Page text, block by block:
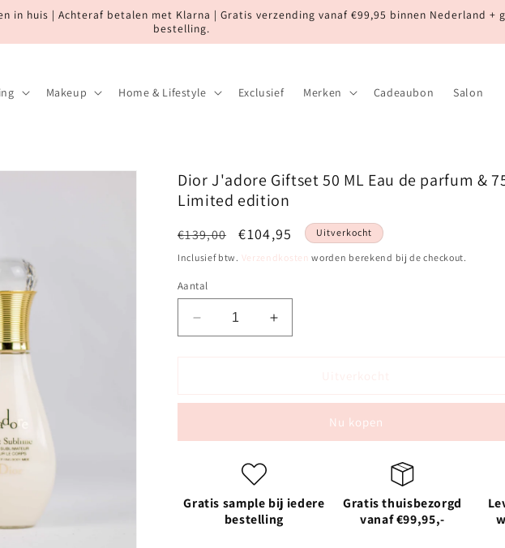
in huis | Achteraf betalen met Klarna | Gratis verzending vanaf €99,95 binnen Nederland +
bestelling.
Makeup Home & Lifestyle Exclusief Merken Cadeaubon Salon
Dior J'adore Giftset 50 ML Eau de parfum &
Limited edition
Normale
prijs
€139,00 Aanbiedingsprijs
€104,95 Uitverkocht
Inclusief btw. Verzendkosten worden berekend bij de checkout.
Aantal
Aantal
verlagen
ML
parfum
&amp;
Aantal
verhogen
ML
parfum
&amp;
75
Nu kopen
Gratis sample bij iedere
bestelling
Gratis thuisbezorgd
vanaf €99,95,-